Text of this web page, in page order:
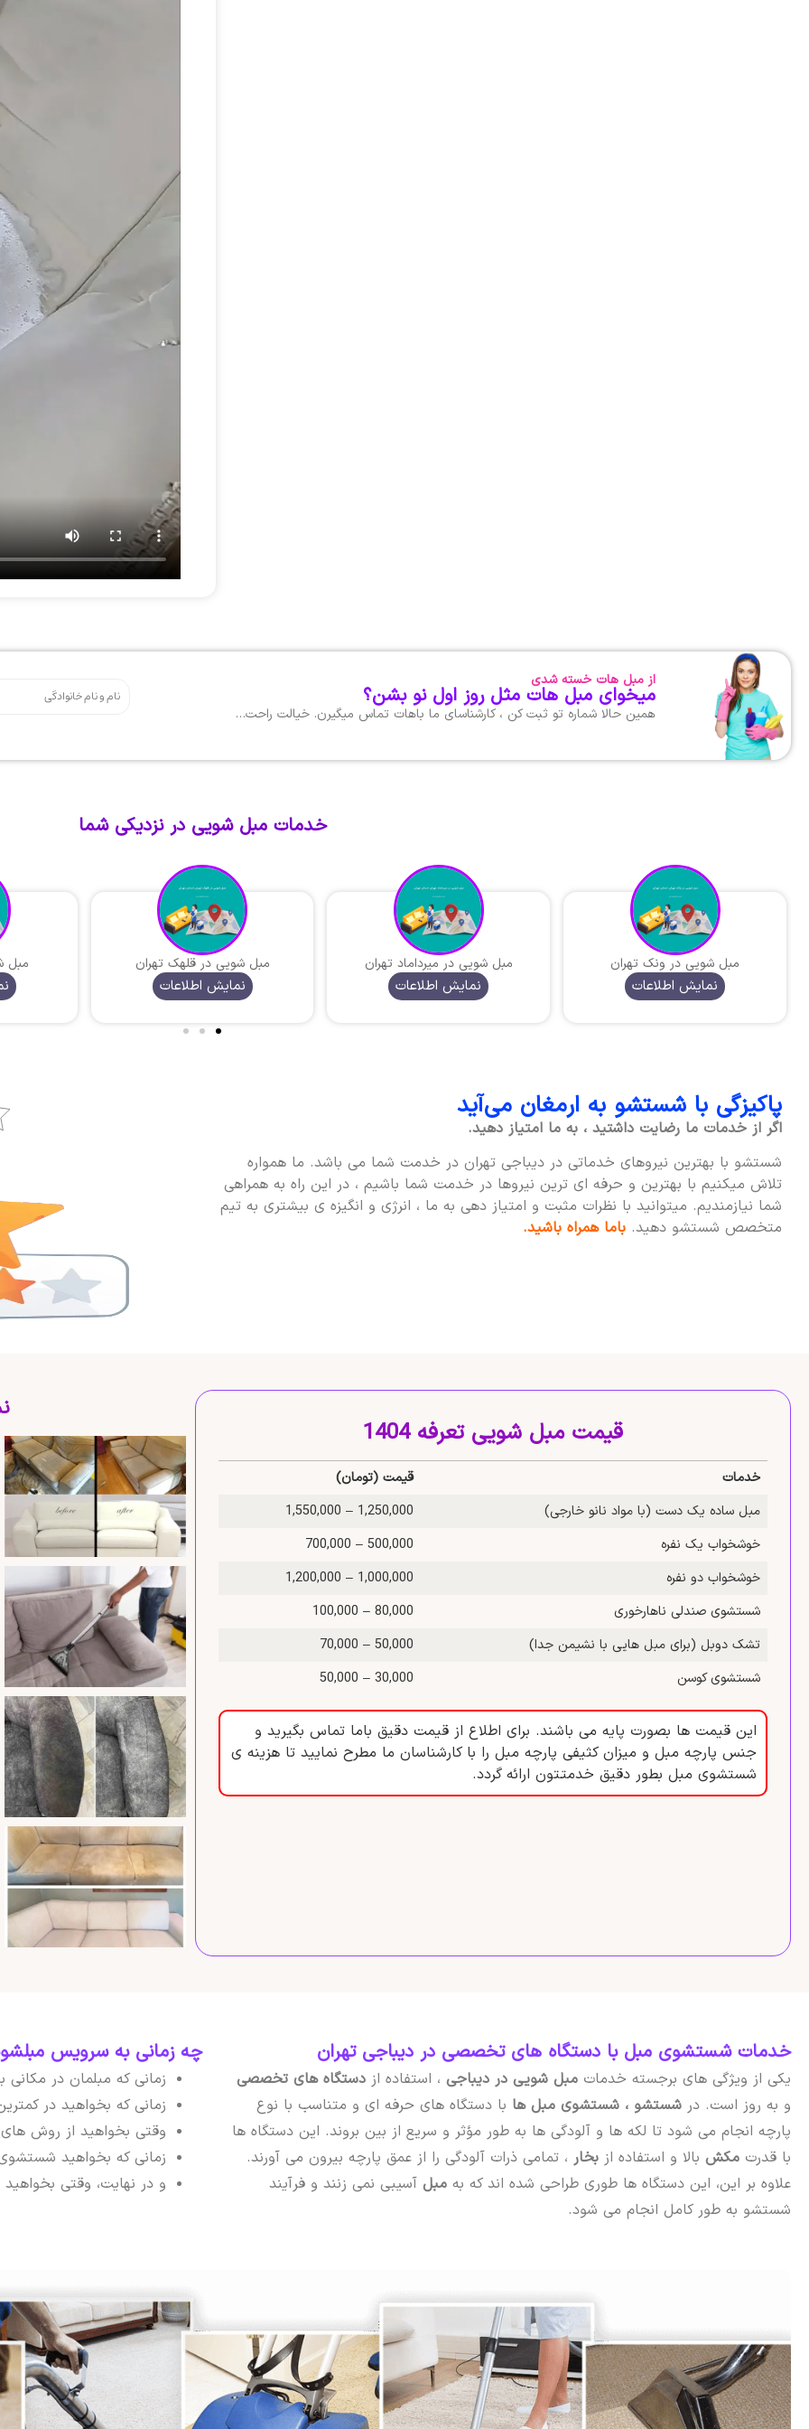
از مبل هات خسته شدی
میخوای مبل هات مثل روز اول نو بشن؟
همین حالا شماره تو ثبت کن ، کارشناسای ما باهات تماس میگیرن. خیالت راحت…
خدمات مبل شویی در نزدیکی شما
مبل شویی در ونک تهران
نمایش اطلاعات
مبل شویی در میرداماد تهران
نمایش اطلاعات
مبل شویی در قلهک تهران
نمایش اطلاعات
مبل
پاکیزگی با شستشو به ارمغان می‌آید
اگر از خدمات ما رضایت داشتید ، به ما امتیاز دهید.
شستشو با بهترین نیروهای خدماتی در دیباجی تهران در خدمت شما می باشد. ما همواره
تلاش میکنیم با بهترین و حرفه ای ترین نیروها در خدمت شما باشیم ، در این راه به همراهی
شما نیازمندیم. میتوانید با نظرات مثبت و امتیاز دهی به ما ، انرژی و انگیزه ی بیشتری به تیم
متخصص شستشو دهید. باما همراه باشید.
قیمت مبل شویی تعرفه 1404
خدمات
قیمت (تومان)
مبل ساده یک‌ دست (با مواد نانو خارجی)
1,250,000 – 1,550,000
خوشخواب یک‌ نفره
500,000 – 700,000
خوشخواب دو‌ نفره
1,000,000 – 1,200,000
شستشوی صندلی ناهارخوری
80,000 – 100,000
تشک دوبل (برای مبل‌ هایی با نشیمن جدا)
50,000 – 70,000
شستشوی کوسن
30,000 – 50,000
این قیمت ها بصورت پایه می باشند. برای اطلاع از قیمت دقیق باما تماس بگیرید و
جنس پارچه مبل و میزان کثیفی پارچه مبل را با کارشناسان ما مطرح نمایید تا هزینه ی
شستشوی مبل بطور دقیق خدمتتون ارائه گردد.
خدمات شستشوی مبل با دستگاه‌ های تخصصی در دیباجی تهران
یکی از ویژگی های برجسته خدمات مبل شویی در دیباجی ، استفاده از دستگاه های تخصصی
و به روز است. در شستشو ، شستشوی مبل ها با دستگاه های حرفه ای و متناسب با نوع
پارچه انجام می شود تا لکه ها و آلودگی ها به طور مؤثر و سریع از بین بروند. این دستگاه ها
با قدرت مکش بالا و استفاده از بخار ، تمامی ذرات آلودگی را از عمق پارچه بیرون می آورند.
علاوه بر این، این دستگاه ها طوری طراحی شده اند که به مبل آسیبی نمی زنند و فرآیند
شستشو به طور کامل انجام می شود.
چه زمانی به سرویس
زمانی که مبلمان در
زمانی که بخواهید در
وقتی بخواهید از روش
زمانی که بخواهید
و در نهایت، وقتی بخواهید